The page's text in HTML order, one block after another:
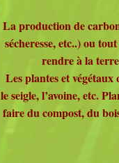
La production de
sécheresse, etc..) ou
rendre à la
Les plantes et
le seigle, l’avoine, etc.
faire du compost, du